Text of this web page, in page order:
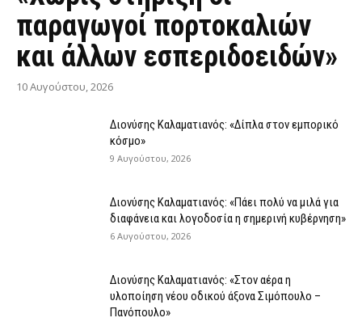
παραγωγοί πορτοκαλιών
και άλλων εσπεριδοειδών»
10 Αυγούστου, 2026
Διονύσης Καλαματιανός: «Δίπλα στον εμπορικό
κόσμο»
9 Αυγούστου, 2026
Διονύσης Καλαματιανός: «Πάει πολύ να μιλά για
διαφάνεια και λογοδοσία η σημερινή κυβέρνηση»
6 Αυγούστου, 2026
Διονύσης Καλαματιανός: «Στον αέρα η
υλοποίηση νέου οδικού άξονα Σιμόπουλο –
Πανόπουλο»